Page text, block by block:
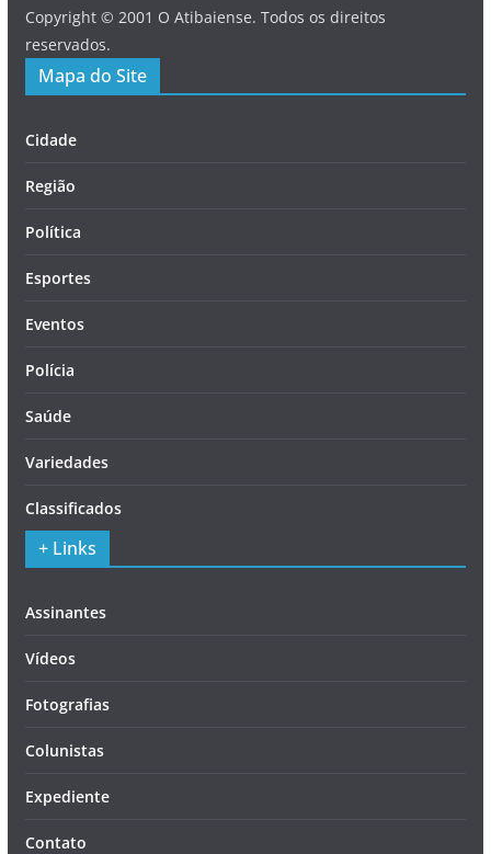
Copyright © 2001 O Atibaiense. Todos os direitos
reservados.
Mapa do Site
Cidade
Região
Política
Esportes
Eventos
Polícia
Saúde
Variedades
Classificados
+ Links
Assinantes
Vídeos
Fotografias
Colunistas
Expediente
Contato